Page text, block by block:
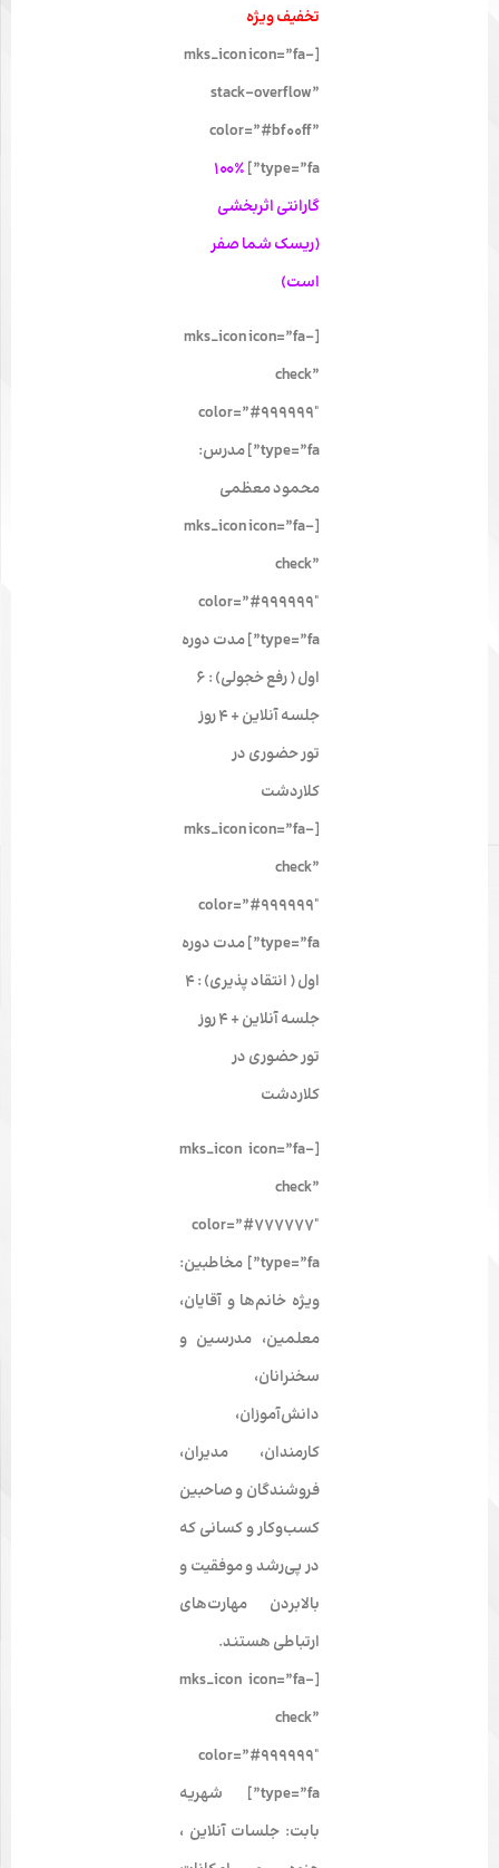
تخفیف ویژه
[mks_icon icon=”fa-
stack-overflow”
color=”#bf00ff”
type=”fa”]
۱۰۰٪
گارانتی اثربخشی
(ریسک شما صفر
است)
[mks_icon icon=”fa-
check”
color=”#999999″
type=”fa”] مدرس:
محمود معظمی
[mks_icon icon=”fa-
check”
color=”#999999″
type=”fa”] مدت دوره
اول ( رفع خجولی) : 6
جلسه آنلاین + 4 روز
تور حضوری در
کلاردشت
[mks_icon icon=”fa-
check”
color=”#999999″
type=”fa”] مدت دوره
اول ( انتقاد پذیری) : 4
جلسه آنلاین + 4 روز
تور حضوری در
کلاردشت
[mks_icon icon=”fa-
check”
color=”#777777″
type=”fa”]
مخاطبین:
ویژه خانم‌ها و آقایان،
معلمین، مدرسین و
سخنرانان،
دانش‌آموزان،
کارمندان، مدیران،
فروشندگان و صاحبین
کسب‌وکار و کسانی که
در پی‌رشد و موفقیت و
بالابردن مهارت‌های
ارتباطی هستند.
[mks_icon icon=”fa-
check”
color=”#999999″
type=”fa”] شهریه
بابت: جلسات آنلاین ،